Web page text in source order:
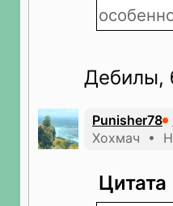
Дебилы,
Punisher78
Хохмач •
Цитата